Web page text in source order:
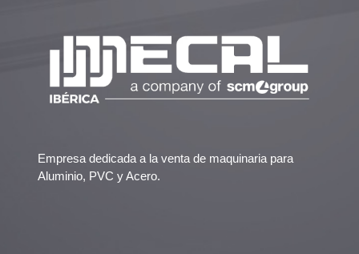
Empresa dedicada a la venta de maquinaria para
Aluminio, PVC y Acero.